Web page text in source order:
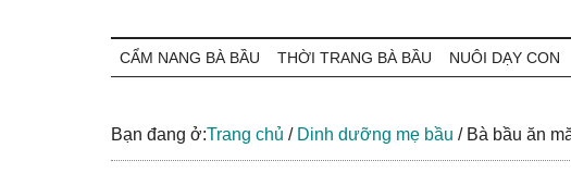
Bà
Bầu
Cần
nang
mang
và
chăm
CẨM NANG BÀ BẦU THỜI TRANG BÀ BẦU NUÔI DẠY CON
Bạn đang ở:Trang chủ / Dinh dưỡng mẹ bầu /Bà bầu ăn